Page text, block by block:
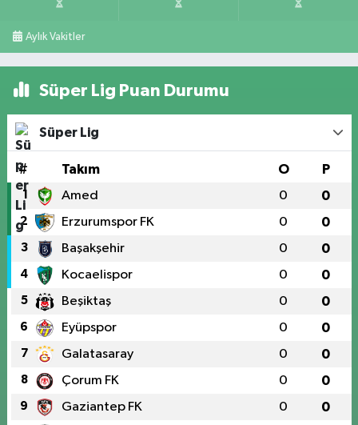
Aylık Vakitler
Süper Lig Puan Durumu
Süper Lig
# Takım O P
1 Amed 0 0
2 Erzurumspor FK 0 0
3 Başakşehir 0 0
4 Kocaelispor 0 0
5 Beşiktaş 0 0
6 Eyüpspor 0 0
7 Galatasaray 0 0
8 Çorum FK 0 0
9 Gaziantep FK 0 0